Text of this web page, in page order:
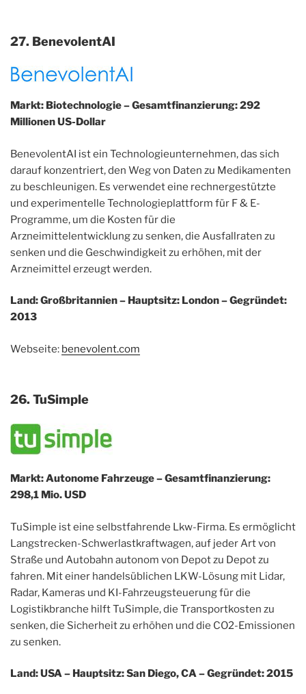
27. BenevolentAI
Markt: Biotechnologie – Gesamtfinanzierung: 292
Millionen US-Dollar
BenevolentAI ist ein Technologieunternehmen, das sich
darauf konzentriert, den Weg von Daten zu Medikamenten
zu beschleunigen. Es verwendet eine rechnergestützte
und experimentelle Technologieplattform für F & E-
Programme, um die Kosten für die
Arzneimittelentwicklung zu senken, die Ausfallraten zu
senken und die Geschwindigkeit zu erhöhen, mit der
Arzneimittel erzeugt werden.
Land: Großbritannien – Hauptsitz: London – Gegründet:
2013
Webseite: benevolent.com
26. TuSimple
Markt: Autonome Fahrzeuge – Gesamtfinanzierung:
298,1 Mio. USD
TuSimple ist eine selbstfahrende Lkw-Firma. Es ermöglicht
Langstrecken-Schwerlastkraftwagen, auf jeder Art von
Straße und Autobahn autonom von Depot zu Depot zu
fahren. Mit einer handelsüblichen LKW-Lösung mit Lidar,
Radar, Kameras und KI-Fahrzeugsteuerung für die
Logistikbranche hilft TuSimple, die Transportkosten zu
senken, die Sicherheit zu erhöhen und die CO2-Emissionen
zu senken.
Land: USA – Hauptsitz: San Diego, CA – Gegründet: 2015